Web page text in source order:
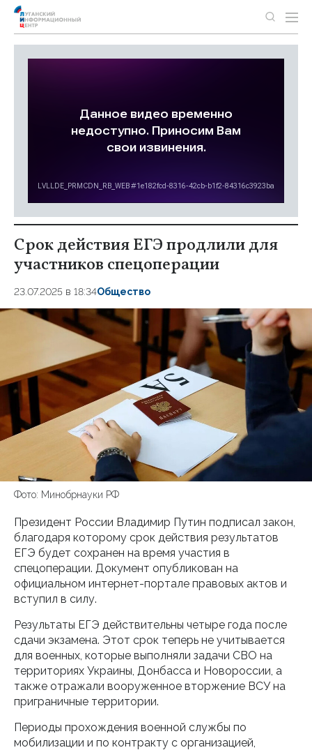
Срок действия ЕГЭ продлили для
участников спецоперации
23.07.2025 в 18:34Общество
Фото: Минобрнауки РФ
Президент России Владимир Путин подписал закон,
благодаря которому срок действия результатов
ЕГЭ будет сохранен на время участия в
спецоперации. Документ опубликован на
официальном интернет-портале правовых актов и
вступил в силу.
Результаты ЕГЭ действительны четыре года после
сдачи экзамена. Этот срок теперь не учитывается
для военных, которые выполняли задачи СВО на
территориях Украины, Донбасса и Новороссии, а
также отражали вооруженное вторжение ВСУ на
приграничные территории.
Периоды прохождения военной службы по
мобилизации и по контракту с организацией,